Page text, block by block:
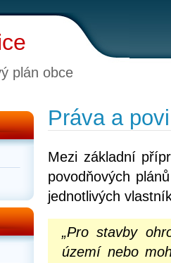
plán obce
Práva a
Mezi základní
povodňových
jednotlivých
„Pro stavby
území nebo